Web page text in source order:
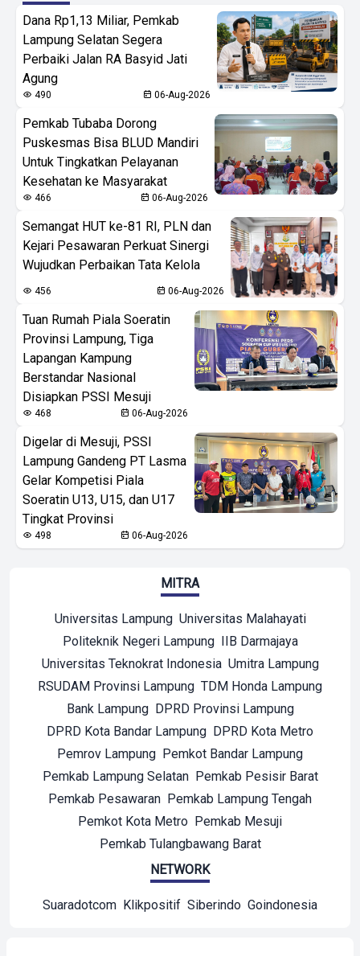
Dana Rp1,13 Miliar, Pemkab
Lampung Selatan Segera
Perbaiki Jalan RA Basyid Jati
Agung
490 06-Aug-2026
Pemkab Tubaba Dorong
Puskesmas Bisa BLUD Mandiri
Untuk Tingkatkan Pelayanan
Kesehatan ke Masyarakat
466 06-Aug-2026
Semangat HUT ke-81 RI, PLN dan
Kejari Pesawaran Perkuat Sinergi
Wujudkan Perbaikan Tata Kelola
456 06-Aug-2026
Tuan Rumah Piala Soeratin
Provinsi Lampung, Tiga
Lapangan Kampung
Berstandar Nasional
Disiapkan PSSI Mesuji
468 06-Aug-2026
Digelar di Mesuji, PSSI
Lampung Gandeng PT Lasma
Gelar Kompetisi Piala
Soeratin U13, U15, dan U17
Tingkat Provinsi
498 06-Aug-2026
MITRA
Universitas Lampung Universitas Malahayati
Politeknik Negeri Lampung IIB Darmajaya
Universitas Teknokrat Indonesia Umitra Lampung
RSUDAM Provinsi Lampung TDM Honda Lampung
Bank Lampung DPRD Provinsi Lampung
DPRD Kota Bandar Lampung DPRD Kota Metro
Pemrov Lampung Pemkot Bandar Lampung
Pemkab Lampung Selatan Pemkab Pesisir Barat
Pemkab Pesawaran Pemkab Lampung Tengah
Pemkot Kota Metro Pemkab Mesuji
Pemkab Tulangbawang Barat
NETWORK
Suaradotcom Klikpositif Siberindo Goindonesia